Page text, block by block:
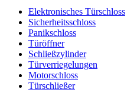
Elektronisches Türschloss
Sicherheitsschloss
Panikschloss
Türöffner
Schließzylinder
Türverriegelungen
Motorschloss
Türschließer